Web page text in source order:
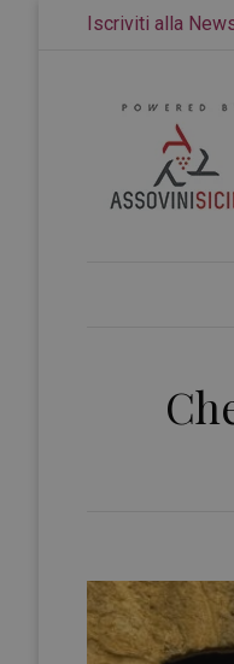
Iscriviti alla